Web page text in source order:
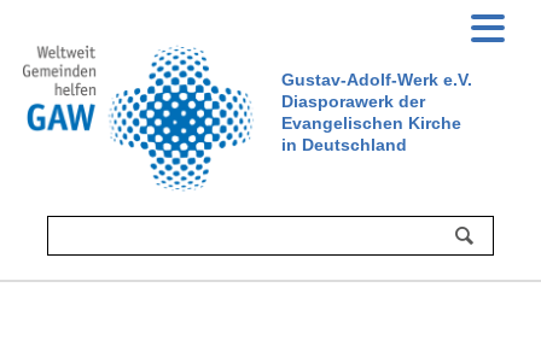
Gustav-Adolf-Werk e.V.
Diasporawerk der
Evangelischen Kirche
in Deutschland